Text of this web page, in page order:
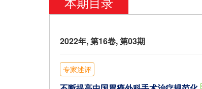
2022年, 第16卷, 第03期
专家述评